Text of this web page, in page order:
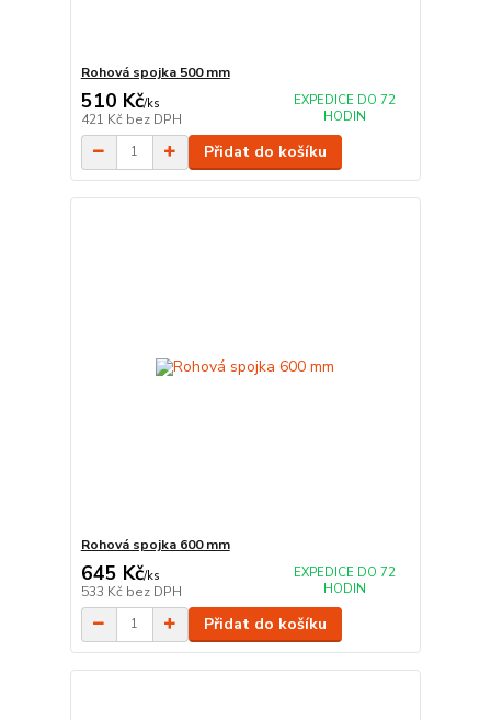
Rohová spojka 500 mm
510 Kč/ks
421 Kč bez DPH
EXPEDICE DO 72
HODIN
Přidat do košíku
Rohová spojka 600 mm
645 Kč/ks
533 Kč bez DPH
EXPEDICE DO 72
HODIN
Přidat do košíku